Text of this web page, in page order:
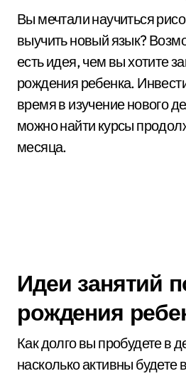
Вы мечтали научиться
выучить новый язык?
есть идея, чем вы хотите
рождения ребенка.
время в изучение нового
можно найти курсы
месяца.
Идеи занятий
рождения
Как долго вы пробудете в
насколько активны будете